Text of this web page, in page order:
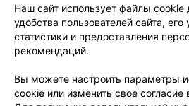
О проекте
Размещение рекламы
Публичный договор
Способы оплаты
Наш сайт использует файлы cookie
удобства пользователей сайта,
статистики и предоставления
рекомендаций.
Вы можете настроить параметры
cookie или изменить свое